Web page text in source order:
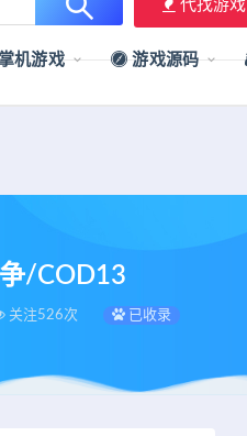
代找游戏
掌机游戏 游戏源码
/COD13
关注526次 已收录